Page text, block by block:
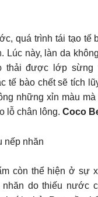
quá trình tái tạo tế
Lúc này, làn da
thải được lớp sừng
tế bào chết sẽ tích
những xỉn màu mà
lỗ chân lông. Coco
nếp nhăn
còn thể hiện ở sự
do thiếu nước